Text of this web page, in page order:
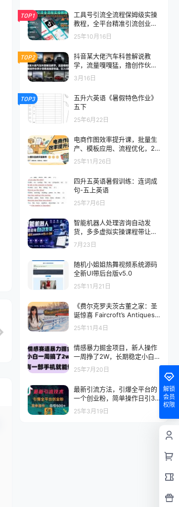
TOP1
工具号引流全流程保姆级实操
教程，全平台精准引流创业
粉，最前沿的私域变现技术赋
能
25年10月16日
TOP2
抖音某大佬汽车科普解说教
学，流量嘎嘎猛，撸创作伙伴
计划精选独家收益，日入5张+
(更新0316)
3月16日
TOP3
五升六英语《暑假特色作业》
五下
25年6月22日
电商作图效率提升课，批量生
产、模板应用、流程优化，20
+细分品类实操案例，月赚3万
25年11月26日
四升五英语暑假训练：连词成
句-五上英语
25年7月6日
智能机器人处理咨询自动发
货，多多虚拟实操课程带让你
月入1-5W【揭秘】
7月23日
随机小姐姐热舞视频系统源码
全新UI带后台版v5.0
25年11月21日
《费尔克罗夫茨古董之家：圣
诞惊喜 Faircroft’s Antiques:
Home for Christmas Collect
or’s Edition》Switch英文版N
25年11月4日
情感暴力掘金项目，新人操作
一周挣了2W，长期稳定小白
可做【揭秘】
25年7月20日
最新引流方法，引爆全平台的
一个创业粉，简单操作日引30
25年3月19日
解锁
会员
权限